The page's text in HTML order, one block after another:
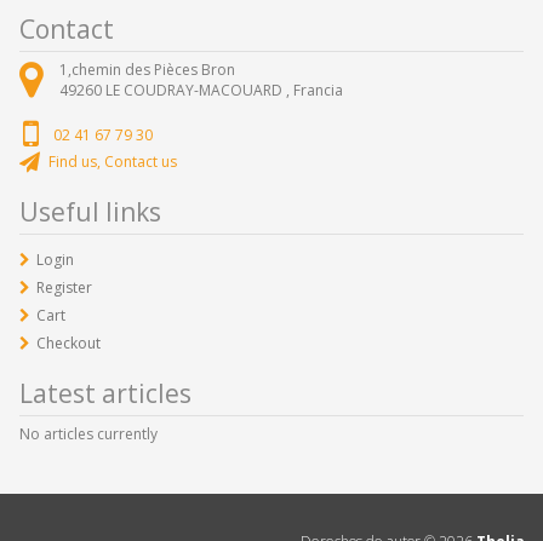
Contact
1,chemin des Pièces Bron
49260 LE COUDRAY-MACOUARD , Francia
02 41 67 79 30
Find us, Contact us
Useful links
Login
Register
Cart
Checkout
Latest articles
No articles currently